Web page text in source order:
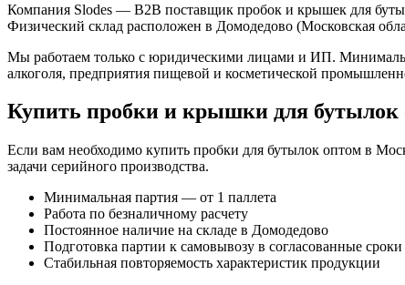
Компания Slodes — B2B поставщик пробок и крышек для
Физический склад расположен в Домодедово (Московская
Мы работаем только с юридическими лицами и ИП.
алкоголя, предприятия пищевой и косметической
Купить пробки и крышки для
Если вам необходимо купить пробки для бутылок оптом в
задачи серийного производства.
Минимальная партия — от 1 паллета
Работа по безналичному расчету
Постоянное наличие на складе в Домодедово
Подготовка партии к самовывозу в согласованные сроки
Стабильная повторяемость характеристик продукции